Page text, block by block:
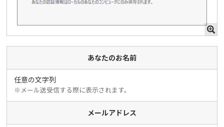
あなたのお名前
任意の文字列
※メール送受信する際に表示されます。
メールアドレス